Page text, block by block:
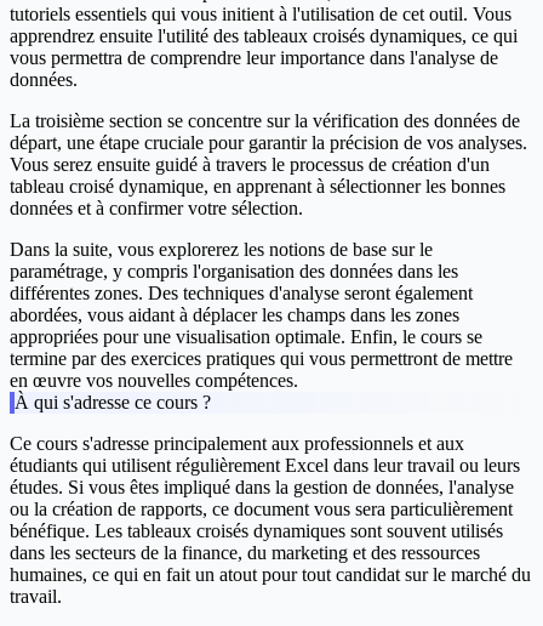
tutoriels essentiels qui vous initient à l'utilisation de cet outil. Vous
apprendrez ensuite l'utilité des tableaux croisés dynamiques, ce qui
vous permettra de comprendre leur importance dans l'analyse de
données.
La troisième section se concentre sur la vérification des données de
départ, une étape cruciale pour garantir la précision de vos analyses.
Vous serez ensuite guidé à travers le processus de création d'un
tableau croisé dynamique, en apprenant à sélectionner les bonnes
données et à confirmer votre sélection.
Dans la suite, vous explorerez les notions de base sur le
paramétrage, y compris l'organisation des données dans les
différentes zones. Des techniques d'analyse seront également
abordées, vous aidant à déplacer les champs dans les zones
appropriées pour une visualisation optimale. Enfin, le cours se
termine par des exercices pratiques qui vous permettront de mettre
en œuvre vos nouvelles compétences.
À qui s'adresse ce cours ?
Ce cours s'adresse principalement aux professionnels et aux
étudiants qui utilisent régulièrement Excel dans leur travail ou leurs
études. Si vous êtes impliqué dans la gestion de données, l'analyse
ou la création de rapports, ce document vous sera particulièrement
bénéfique. Les tableaux croisés dynamiques sont souvent utilisés
dans les secteurs de la finance, du marketing et des ressources
humaines, ce qui en fait un atout pour tout candidat sur le marché du
travail.